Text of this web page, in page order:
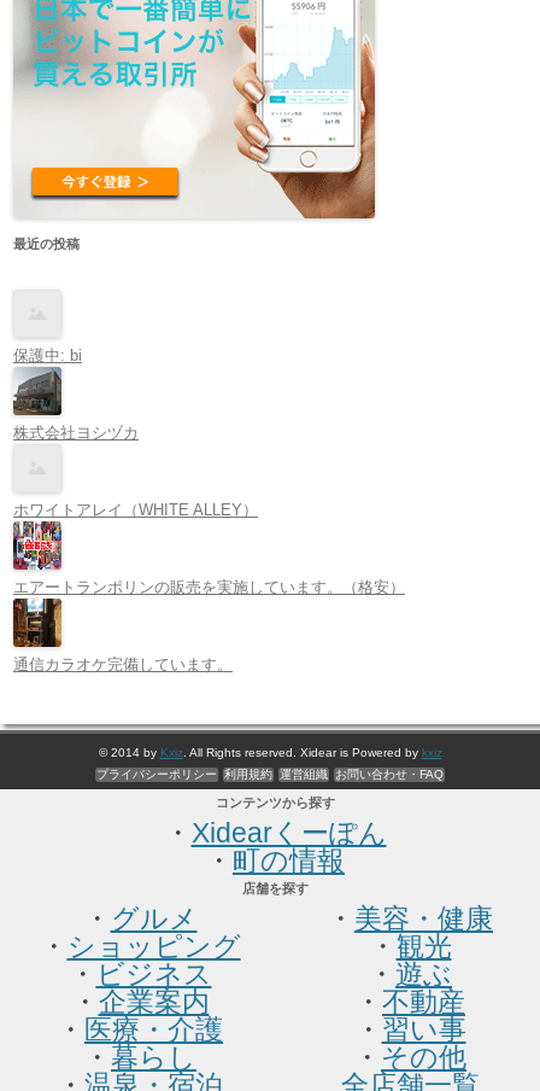
最近の投稿
保護中: bi
株式会社ヨシヅカ
ホワイトアレイ（WHITE ALLEY）
エアートランポリンの販売を実施しています。（格安）
通信カラオケ完備しています。
© 2014 by Kxiz. All Rights reserved. Xidear is Powered by kxiz
プライバシーポリシー
利用規約 運営組織 お問い合わせ・FAQ
コンテンツから探す
・ Xidearくーぽん
・ 町の情報
店舗を探す
・ グルメ
・ ショッピング
・ ビジネス
・ 企業案内
・ 医療・介護
・ 暮らし
・ 美容・健康
・ 観光
・ 遊ぶ
・ 不動産
・ 習い事
・ その他